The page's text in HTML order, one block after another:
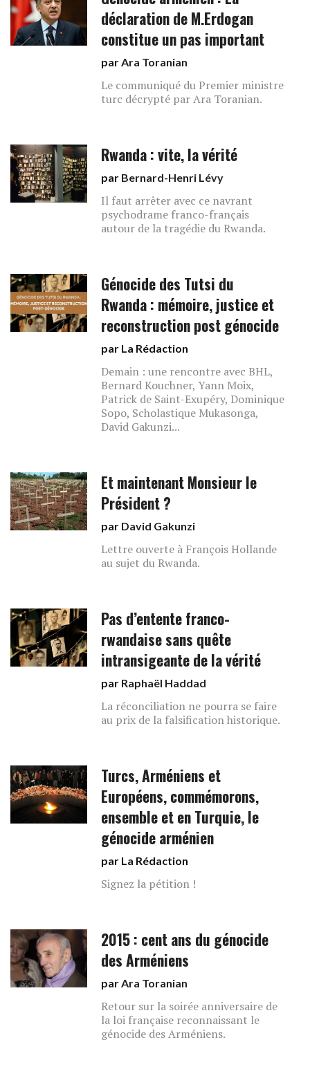
déclaration de M.Erdogan
constitue un pas important
parAra Toranian
Le communiqué du Premier ministre
turc décrypté par Ara Toranian.
Rwanda : vite, la vérité
par Bernard-Henri Lévy
Il faut arrêter avec ce navrant
psychodrame franco-français
autour de la tragédie du Rwanda.
Génocide des Tutsi du
Rwanda : mémoire, justice et
reconstruction post génocide
par La Rédaction
Demain : une rencontre avec BHL,
Bernard Kouchner, Yann Moix,
Patrick de Saint-Exupéry, Dominique
Sopo, Scholastique Mukasonga,
David Gakunzi...
Et maintenant Monsieur le
Président ?
par David Gakunzi
Lettre ouverte à François Hollande
au sujet du Rwanda.
Pas d’entente franco-
rwandaise sans quête
intransigeante de la vérité
par Raphaël Haddad
La réconciliation ne pourra se faire
au prix de la falsification historique.
Turcs, Arméniens et
Européens, commémorons,
ensemble et en Turquie, le
génocide arménien
par La Rédaction
Signez la pétition !
2015 : cent ans du génocide
des Arméniens
parAra Toranian
Retour sur la soirée anniversaire de
la loi française reconnaissant le
génocide des Arméniens.